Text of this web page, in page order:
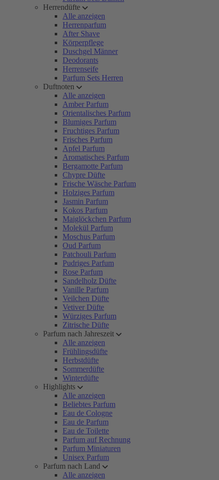
Herrendüfte
Alle anzeigen
Herrenparfum
After Shave
Körperpflege
Duschgel Männer
Deodorants
Herrenseife
Parfum Sets Herren
Duftnoten
Alle anzeigen
Amber Parfum
Orientalisches Parfum
Blumiges Parfum
Fruchtiges Parfum
Frisches Parfum
Apfel Parfum
Aromatisches Parfum
Bergamotte Parfum
Chypre Düfte
Frische Wäsche Parfum
Holziges Parfum
Jasmin Parfum
Kokos Parfum
Maiglöckchen Parfum
Molekül Parfum
Moschus Parfum
Oud Parfum
Patchouli Parfum
Pudriges Parfum
Rose Parfum
Sandelholz Düfte
Vanille Parfum
Veilchen Düfte
Vetiver Düfte
Würziges Parfum
Zitrische Düfte
Parfum nach Jahreszeit
Alle anzeigen
Frühlingsdüfte
Herbstdüfte
Sommerdüfte
Winterdüfte
Highlights
Alle anzeigen
Beliebtes Parfum
Eau de Cologne
Eau de Parfum
Eau de Toilette
Parfum auf Rechnung
Parfum Miniaturen
Unisex Parfum
Parfum nach Land
Alle anzeigen